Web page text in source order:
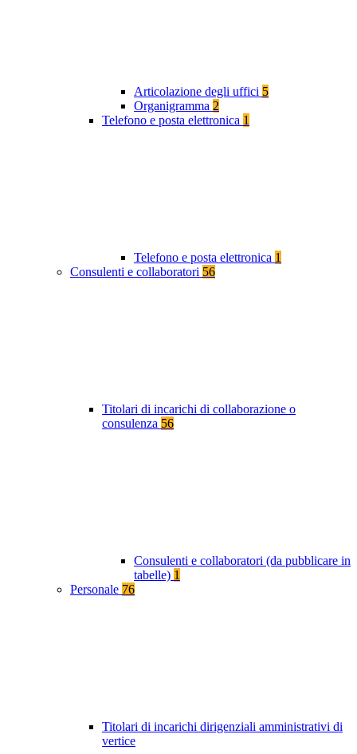
Articolazione degli uffici 5
Organigramma 2
Telefono e posta elettronica 1
Telefono e posta elettronica 1
Consulenti e collaboratori 56
Titolari di incarichi di collaborazione o
consulenza 56
Consulenti e collaboratori (da pubblicare in
tabelle) 1
Personale 76
Titolari di incarichi dirigenziali amministrativi di
vertice